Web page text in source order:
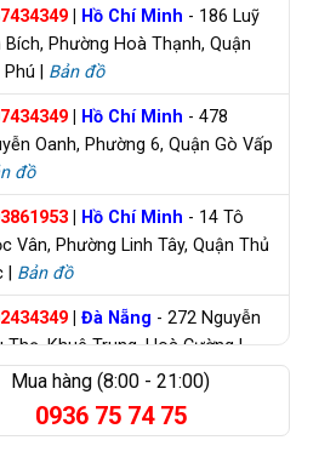
| Hồ Chí Minh - 186 Luỹ
Bích, Phường Hoà Thạnh, Quận
| Bản đồ
| Hồ Chí Minh - 478
Oanh, Phường 6, Quận Gò Vấp
đồ
| Hồ Chí Minh - 14 Tô
Vân, Phường Linh Tây, Quận Thủ
Bản đồ
| Đà Nẵng - 272 Nguyễn
Thọ, Khuê Trung, Hoà Cường |
đồ
|Bà Rịa Vũng Tàu
Mua hàng (8:00 - 21:00)
0936 75 74 75